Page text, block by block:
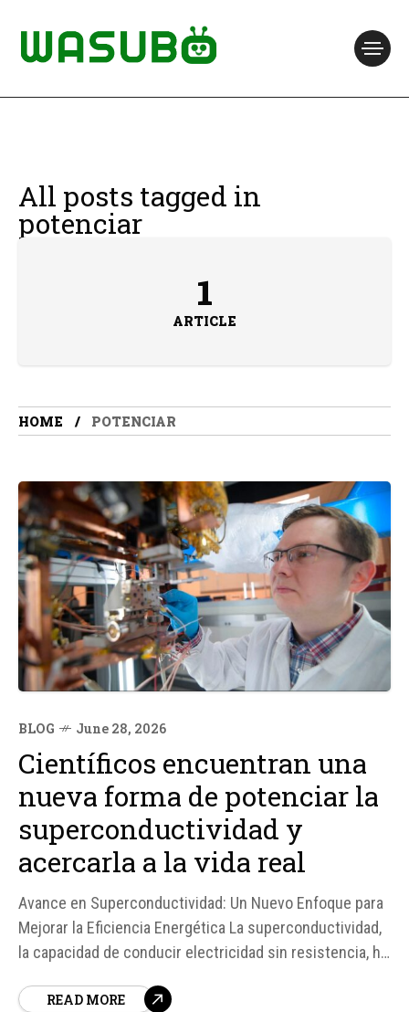
All posts tagged in
potenciar
1
ARTICLE
HOME POTENCIAR
BLOG June 28, 2026
Científicos encuentran una
nueva forma de potenciar la
superconductividad y
acercarla a la vida real
Avance en Superconductividad: Un Nuevo Enfoque para
Mejorar la Eficiencia Energética La superconductividad,
la capacidad de conducir electricidad sin resistencia, ha
comunidad científica debido a su potencial para
READ MORE